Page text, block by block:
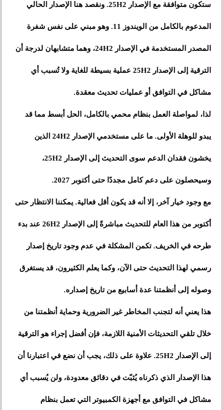
ستكون متوافقة مع الإصدار 25H2. ونقصد هنا الإصدار الحالي
المدعوم بالكامل من الويندوز 11. وهو مبني على نفس شفرة
المصدر المستخدمة في الإصدار 24H2، وهما متشابهان لدرجة أن
الترقية إلى الإصدار 25H2 عملية بسيطة للغاية ولا تُسبب أي
مشاكل في التوافق أو عمليات تحديث معقدة.
لذا، لمواصلة العمل بنظام محمي بالكامل، الحل أبسط مما قد
يبدو للوهلة الأولى. ما على مستخدمي الإصدار 24H2 الذين
يخشون فقدان الدعم سوى التحديث إلى الإصدار 25H2،
وسيحصلون على دعم كامل مجددًا حتى أكتوبر 2027.
مع وجود خيار آخر، إلا أنه قد يكون أقل فعالية. يمكننا الانتظار حتى
أكتوبر من هذا العام للتحديث مباشرةً إلى الإصدار 26H2 عند بدء
طرحه في الخريف. تكمن المشكلة في عدم وجود تاريخ إصدار
رسمي لهذا التحديث حتى الآن، وكما يعلم الكثيرون، قد يستغرق
وصوله إلى أنظمتنا عدة أسابيع من تاريخ إصداره.
هذا يعني أنه لتجنب المخاطر غير الضرورية وحماية أنظمتنا من
خلال تلقي التحديثات الأمنية اللازمة، فإن أفضل إجراء هو الترقية
إلى الإصدار 25H2. علاوة على ذلك، يجب أن نضع في اعتبارنا أن
هذا الإصدار الذي ذكرناه يُثبّت في دقائق معدودة، ولن يُسبب أي
مشاكل في التوافق مع أجهزة الكمبيوتر التي تعمل بنظام